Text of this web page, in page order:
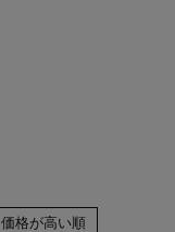
価格が高い順